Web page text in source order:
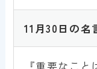
11月30日 の名
『重要なこ